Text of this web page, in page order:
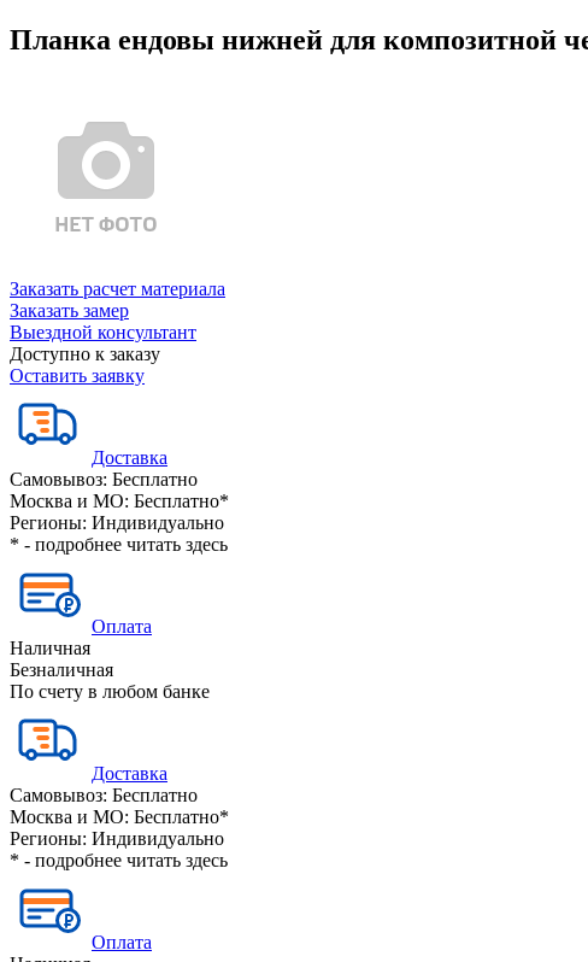
Планка ендовы нижней для композитной
Заказать расчет материала
Заказать замер
Выездной консультант
Доступно к заказу
Оставить заявку
Доставка
Самовывоз: Бесплатно
Москва и МО: Бесплатно*
Регионы: Индивидуально
* - подробнее читать здесь
Оплата
Наличная
Безналичная
По счету в любом банке
Доставка
Самовывоз: Бесплатно
Москва и МО: Бесплатно*
Регионы: Индивидуально
* - подробнее читать здесь
Оплата